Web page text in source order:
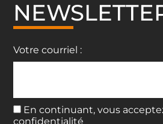
Votre courriel :
En continuant, vous
confidentialité